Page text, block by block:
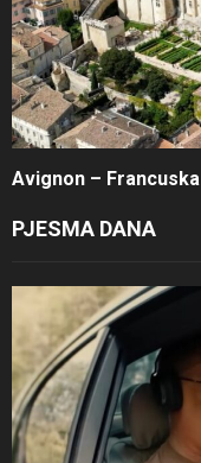
Avignon – Francuska
PJESMA DANA